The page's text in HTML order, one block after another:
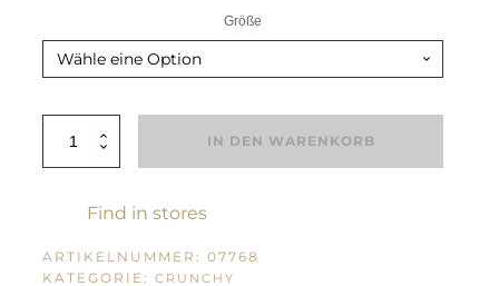
Größe
salted
Crunchy
IN DEN WARENKORB
Find in stores
ARTIKELNUMMER:07768
KATEGORIE:CRUNCHY